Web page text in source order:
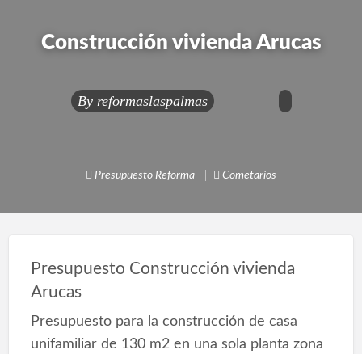
Construcción vivienda Arucas
By reformaslaspalmas
Presupuesto Reforma Cometarios
Presupuesto Construcción vivienda
Arucas
Presupuesto para la construcción de casa
unifamiliar de 130 m2 en una sola planta zona